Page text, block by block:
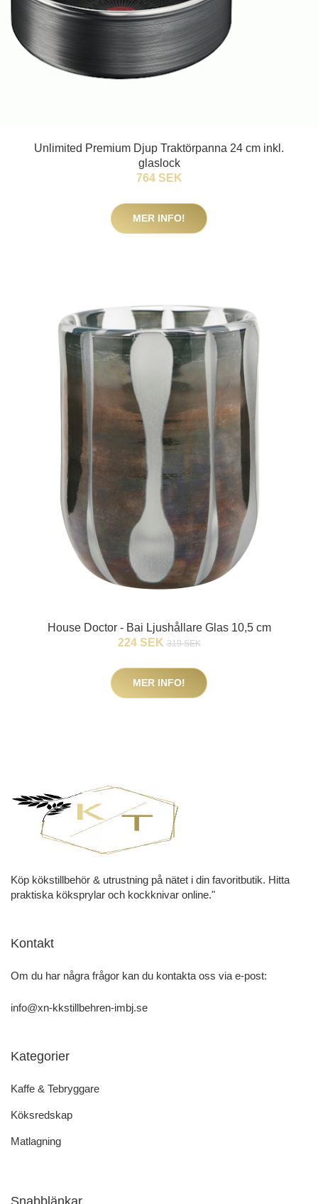
Unlimited Premium Djup Traktörpanna 24 cm inkl.
glaslock
764 SEK
MER INFO!
House Doctor - Bai Ljushållare Glas 10,5 cm
224 SEK 319 SEK
MER INFO!
Köp kökstillbehör & utrustning på nätet i din favoritbutik. Hitta
praktiska köksprylar och kockknivar online."
Kontakt
Om du har några frågor kan du kontakta oss via e-post:
info@xn-kkstillbehren-imbj.se
Kategorier
Kaffe & Tebryggare
Köksredskap
Matlagning
Snabblänkar